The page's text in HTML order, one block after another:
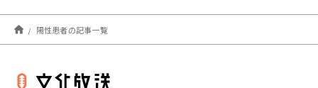
2022年01月
陽性患者の記事一覧